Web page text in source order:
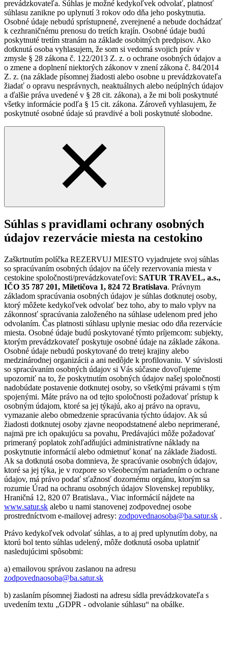
prevádzkovateľa. Súhlas je možné kedykoľvek odvolať, platnosť
súhlasu zanikne po uplynutí 3 rokov odo dňa jeho poskytnutia.
Osobné údaje nebudú sprístupnené, zverejnené a nebude dochádzať
k cezhraničnému prenosu do tretích krajín. Osobné údaje budú
poskytnuté tretím stranám na základe osobitných predpisov. Ako
dotknutá osoba vyhlasujem, že som si vedomá svojich práv v
zmysle § 28 zákona č. 122/2013 Z. z. o ochrane osobných údajov a
o zmene a doplnení niektorých zákonov v znení zákona č. 84/2014
Z. z. (na základe písomnej žiadosti alebo osobne u prevádzkovateľa
žiadať o opravu nesprávnych, neaktuálnych alebo neúplných údajov
a ďalšie práva uvedené v § 28 cit. zákona), a že mi boli poskytnuté
všetky informácie podľa § 15 cit. zákona. Zároveň vyhlasujem, že
poskytnuté osobné údaje sú pravdivé a boli poskytnuté slobodne.
Súhlas s pravidlami ochrany osobných
údajov rezervácie miesta na cestokino
Zaškrtnutím políčka REZERVUJ MIESTO vyjadrujete svoj súhlas
so spracúvaním osobných údajov na účely rezervovania miesta v
cestokine spoločnosti/prevádzkovateľovi: SATUR TRAVEL, a.s.,
IČO 35 787 201, Miletičova 1, 824 72 Bratislava. Právnym
základom spracúvania osobných údajov je súhlas dotknutej osoby,
ktorý môžete kedykoľvek odvolať bez toho, aby to malo vplyv na
zákonnosť spracúvania založeného na súhlase udelenom pred jeho
odvolaním. Čas platnosti súhlasu uplynie mesiac odo dňa rezervácie
miesta. Osobné údaje budú poskytované týmto príjemcom: subjekty,
ktorým prevádzkovateľ poskytuje osobné údaje na základe zákona.
Osobné údaje nebudú poskytované do tretej krajiny alebo
medzinárodnej organizácii a ani nedôjde k profilovaniu. V súvislosti
so spracúvaním osobných údajov si Vás súčasne dovoľujeme
upozorniť na to, že poskytnutím osobných údajov našej spoločnosti
nadobúdate postavenie dotknutej osoby, so všetkými právami s tým
spojenými. Máte právo na od tejto spoločnosti požadovať prístup k
osobným údajom, ktoré sa jej týkajú, ako aj právo na opravu,
vymazanie alebo obmedzenie spracúvania týchto údajov. Ak sú
žiadosti dotknutej osoby zjavne neopodstatnené alebo neprimerané,
najmä pre ich opakujúcu sa povahu, Predávajúci môže požadovať
primeraný poplatok zohľadňujúci administratívne náklady na
poskytnutie informácií alebo odmietnuť konať na základe žiadosti.
Ak sa dotknutá osoba domnieva, že spracúvanie osobných údajov,
ktoré sa jej týka, je v rozpore so všeobecným nariadením o ochrane
údajov, má právo podať sťažnosť dozornému orgánu, ktorým sa
rozumie Úrad na ochranu osobných údajov Slovenskej republiky,
Hraničná 12, 820 07 Bratislava., Viac informácií nájdete na
www.satur.sk alebo u nami stanovenej zodpovednej osobe
prostredníctvom e-mailovej adresy: zodpovednaosoba@ba.satur.sk .
Právo kedykoľvek odvolať súhlas, a to aj pred uplynutím doby, na
ktorú bol tento súhlas udelený, môže dotknutá osoba uplatniť
nasledujúcimi spôsobmi:
a) emailovou správou zaslanou na adresu
zodpovednaosoba@ba.satur.sk
b) zaslaním písomnej žiadosti na adresu sídla prevádzkovateľa s
uvedením textu „GDPR - odvolanie súhlasu“ na obálke.